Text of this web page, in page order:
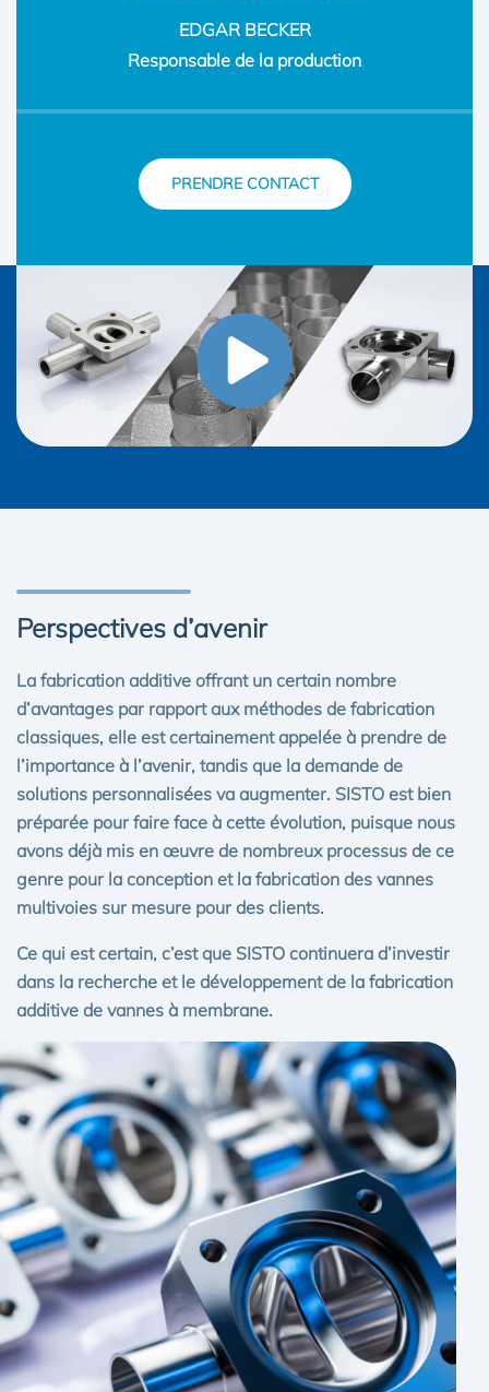
EDGAR BECKER
Responsable de la production
PRENDRE CONTACT
Perspectives d’avenir
La fabrication additive offrant un certain nombre
d’avantages par rapport aux méthodes de fabrication
classiques, elle est certainement appelée à prendre de
l’importance à l’avenir, tandis que la demande de
solutions personnalisées va augmenter. SISTO est bien
préparée pour faire face à cette évolution, puisque nous
avons déjà mis en œuvre de nombreux processus de ce
genre pour la conception et la fabrication des vannes
multivoies sur mesure pour des clients.
Ce qui est certain, c’est que SISTO continuera d’investir
dans la recherche et le développement de la fabrication
additive de vannes à membrane.